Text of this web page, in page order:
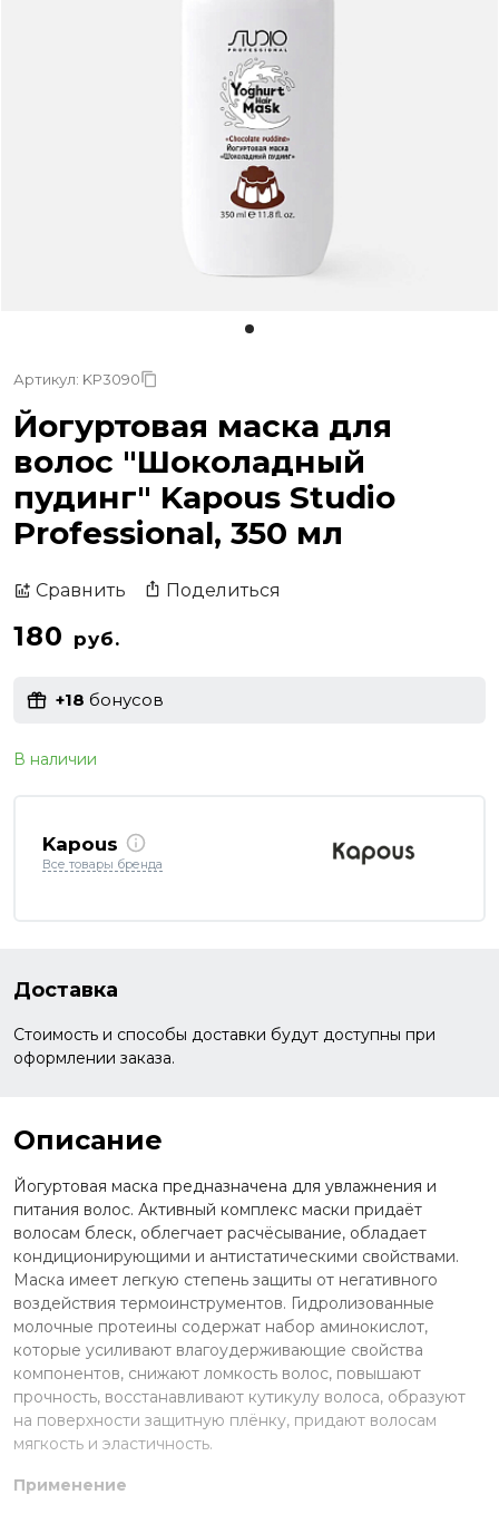
Артикул: KP3090
Йогуртовая маска для
волос "Шоколадный
пудинг" Kapous Studio
Professional, 350 мл
Сравнить Поделиться
180 руб.
+18 бонусов
В наличии
Kapous
Все товары бренда
Доставка
Стоимость и способы доставки будут доступны при
оформлении заказа.
Описание
Йогуртовая маска предназначена для увлажнения и
питания волос. Активный комплекс маски придаёт
волосам блеск, облегчает расчёсывание, обладает
кондиционирующими и антистатическими свойствами.
Маска имеет легкую степень защиты от негативного
воздействия термоинструментов. Гидролизованные
молочные протеины содержат набор аминокислот,
которые усиливают влагоудерживающие свойства
компонентов, снижают ломкость волос, повышают
прочность, восстанавливают кутикулу волоса, образуют
на поверхности защитную плёнку, придают волосам
мягкость и эластичность.
Применение